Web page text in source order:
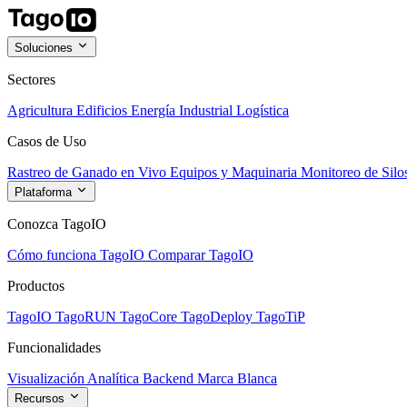
Soluciones
Sectores
Agricultura Edificios Energía Industrial Logística
Casos de Uso
Rastreo de Ganado en Vivo Equipos y Maquinaria Monitoreo de
Plataforma
Conozca TagoIO
Cómo funciona TagoIO Comparar TagoIO
Productos
TagoIO TagoRUN TagoCore TagoDeploy TagoTiP
Funcionalidades
Visualización Analítica Backend Marca Blanca
Recursos